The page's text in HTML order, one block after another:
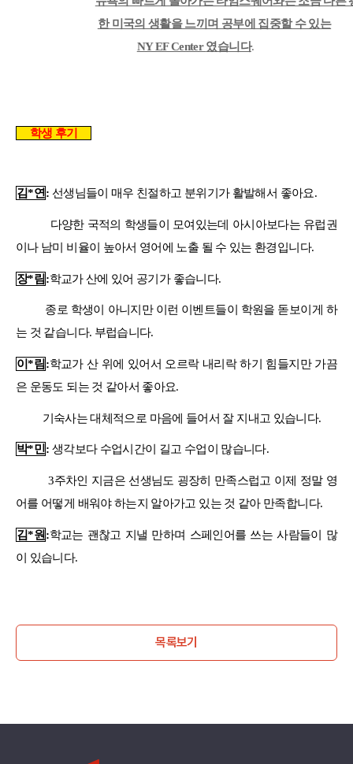
한 미국의 생활을 느끼며 공부에 집중할 수 있는
NY EF Center였습니다.
학생 후기
김*연: 선생님들이 매우 친절하고 분위기가 활발해서 좋아요.
다양한 국적의 학생들이 모여있는데 아시아보다는 유럽권
이나 남미 비율이 높아서 영어에 노출 될 수 있는 환경입니다.
장*림:학교가 산에 있어 공기가 좋습니다.
종로 학생이 아니지만 이런 이벤트들이 학원을 돋보이게 하
는 것 같습니다. 부럽습니다.
이*림:학교가 산 위에 있어서 오르락 내리락 하기 힘들지만 가끔
은 운동도 되는 것 같아서 좋아요.
기숙사는 대체적으로 마음에 들어서 잘 지내고 있습니다.
박*민: 생각보다 수업시간이 길고 수업이 많습니다.
3주차인 지금은 선생님도 굉장히 만족스럽고 이제 정말 영
어를 어떻게 배워야 하는지 알아가고 있는 것 같아 만족합니다.
김*원:학교는 괜찮고 지낼 만하며 스페인어를 쓰는 사람들이 많
이 있습니다.
목록보기